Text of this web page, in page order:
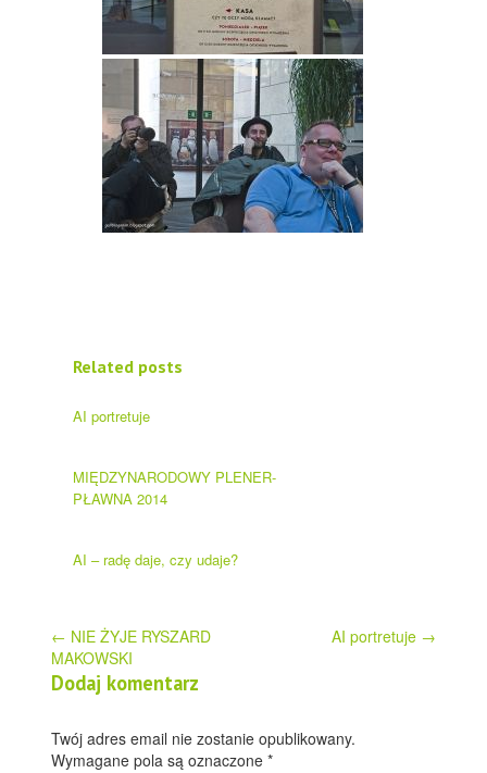
Related posts
AI portretuje
MIĘDZYNARODOWY PLENER-
PŁAWNA 2014
AI – radę daje, czy udaje?
Post
navigation
← NIE ŻYJE RYSZARD
MAKOWSKI
AI portretuje →
Dodaj komentarz
Twój adres email nie zostanie opublikowany.
Wymagane pola są oznaczone*